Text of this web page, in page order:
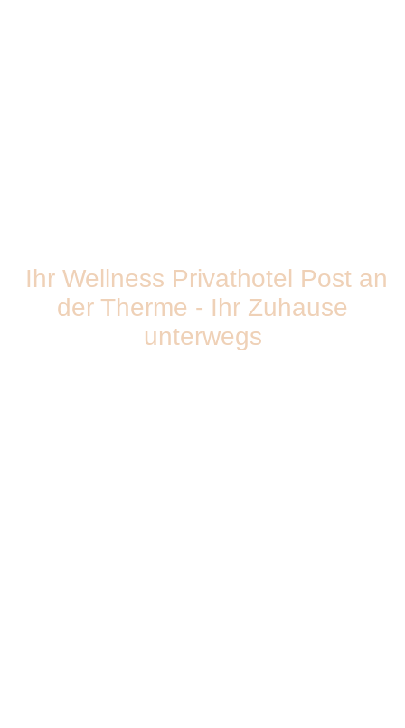
Ihr Wellness Privathotel Post an
der Therme - Ihr Zuhause
unterwegs